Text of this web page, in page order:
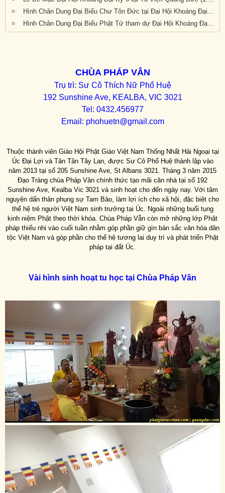
Hình Chân Dung Đại Biểu Chư Tôn Đức tại Đại Hội Khoáng Đại kỳ 6 của Giáo Hội Phật Giáo Việt Nam Thống Nhất Hải Ngoại tại Úc Đại Lợi-Tân Tây Lan, được tổ chức tại Tu Viện Quảng Đức, Melbourne, Victoria, trong 3 ngày 20, 21 và 22 tháng 9 năm 2019
Hình Chân Dung Đại Biểu Phật Tử tham dự Đại Hội Khoáng Đại Kỳ 6 của Giáo Hội Phật Giáo Việt Nam Thống Nhất Hải Ngoại tại Úc Đại Lợi-Tân Tây Lan, được tổ chức tại Tu Viện Quảng Đức, Melbourne, Victoria, trong 3 ngày 20, 21 và 22 tháng 9 năm 2019
CHÙA PHÁP VÂN
Trụ trì: Sư Cô Thích Nữ Phổ Huệ
192 Sunshine Ave, KEALBA, VIC 3021
Tel: 0432.456977
Email: phohuetn@gmail.com
Thuộc thành viên Giáo Hội Phật Giáo Việt Nam Thống Nhất Hải Ngoại tại
Úc Đại Lợi và Tân Tân Tây Lan, được Sư Cô Phổ Huệ thành lập vào
năm 2013 tại số 205 Sunshine Ave, St Albans 3021. Tháng 3 năm 2015
Đạo Tràng chùa Pháp Vân chính thức tạo mãi căn nhà tại số 192
Sunshine Ave, Kealba Vic 3021 và sinh hoạt cho đến ngày nay. Với tâm
nguyện dấn thân phụng sự Tam Bảo, làm lợi ích cho xã hội, đặc biệt cho
thế hệ trẻ người Việt Nam sinh trưởng tại Úc. Ngoài những buổi tụng
kinh niệm Phật theo thời khóa. Chùa Pháp Vẫn còn mở những lớp Phật
pháp thiếu nhi vào cuối tuần nhằm góp phần giữ gìn bản sắc văn hóa dân
tộc Việt Nam và góp phần cho thế hệ tương lai duy trì và phát triển Phật
pháp tại đất Úc.
Vài hình sinh hoạt tu học tại Chùa Pháp Vân